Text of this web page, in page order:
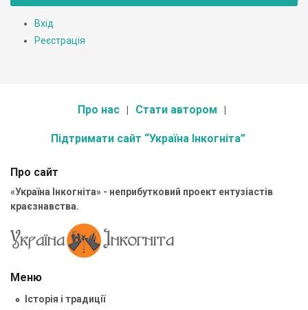
Вхід
Реєстрація
Про нас Стати автором
Підтримати сайт “Україна Інкогніта”
Про сайт
«Україна Інкогніта» - неприбутковий проект ентузіастів
краєзнавства.
Меню
Історія і традиції